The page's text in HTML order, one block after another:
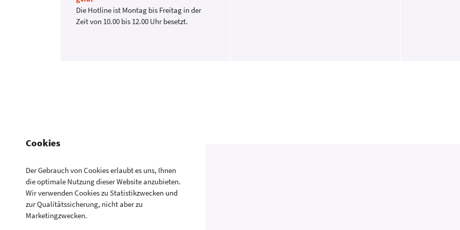
Cookies
Der Gebrauch von Cookies erlaubt es uns, Ihnen
die optimale Nutzung dieser Website anzubieten.
Wir verwenden Cookies zu Statistikzwecken und
zur Qualitätssicherung, nicht aber zu
Marketingzwecken.
Die Hotline ist Montag bis Freitag in der
Zeit von 10.00 bis 12.00 Uhr besetzt.